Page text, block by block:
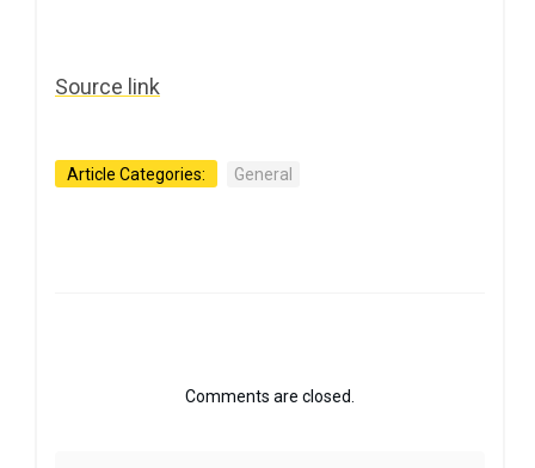
Source link
Article Categories: General
Comments are closed.